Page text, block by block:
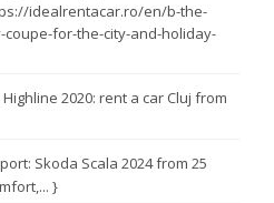
idealrentacar.ro/en/b-the-
coupe-for-the-city-and-holiday-
2020: rent a car Cluj from
Skoda Scala 2024 from 25
}